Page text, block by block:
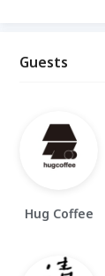
Guests
Hug Coffee